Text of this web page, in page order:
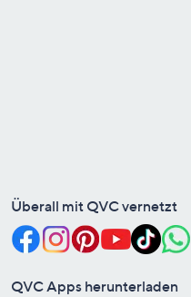
Überall mit QVC vernetzt
QVC Apps herunterladen